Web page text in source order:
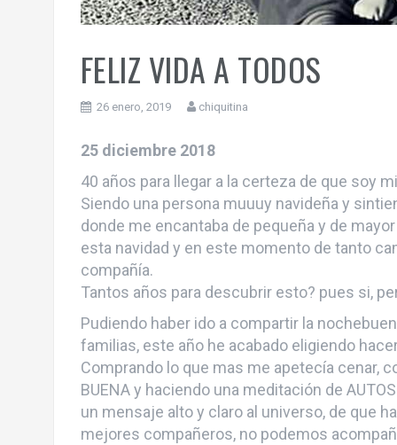
FELIZ VIDA A TODOS
26 enero, 2019 chiquitina
25 diciembre 2018
40 años para llegar a la certeza de que soy
Siendo una persona muuuy navideña y
donde me encantaba de pequeña y de
esta navidad y en este momento de tanto
compañía.
Tantos años para descubrir esto? pues si,
Pudiendo haber ido a compartir la
familias, este año he acabado eligiendo
Comprando lo que mas me apetecía cenar,
BUENA y haciendo una meditación de
un mensaje alto y claro al universo, de que
mejores compañeros, no podemos